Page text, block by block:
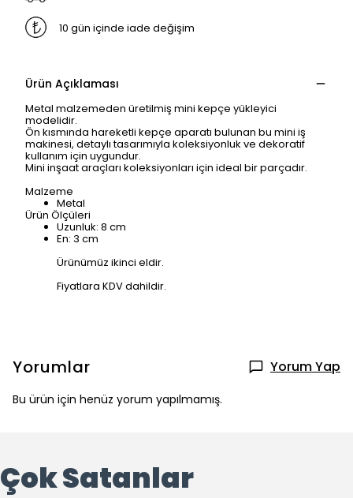
10 gün içinde iade değişim
Ürün Açıklaması
Metal malzemeden üretilmiş mini kepçe yükleyici
modelidir.
Ön kısmında hareketli kepçe aparatı bulunan bu mini iş
makinesi, detaylı tasarımıyla koleksiyonluk ve dekoratif
kullanım için uygundur.
Mini inşaat araçları koleksiyonları için ideal bir parçadır.
Malzeme
Metal
Ürün Ölçüleri
Uzunluk: 8 cm
En: 3 cm
Ürünümüz ikinci eldir.
Fiyatlara KDV dahildir.
Yorumlar Yorum Yap
Bu ürün için henüz yorum yapılmamış.
Çok Satanlar